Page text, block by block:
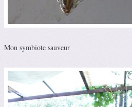
Mon symbiote sauveur